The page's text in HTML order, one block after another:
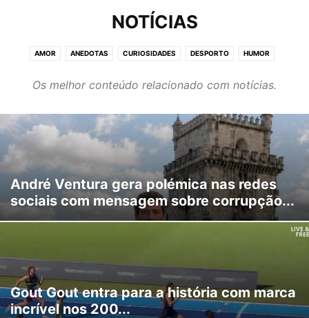
NOTÍCIAS
AMOR ANEDOTAS CURIOSIDADES DESPORTO HUMOR
Os melhor conteúdo relacionado com notícias.
André Ventura gera polémica nas redes
sociais com mensagem sobre corrupção...
Gout Gout entra para a história com marca
incrível nos 200...